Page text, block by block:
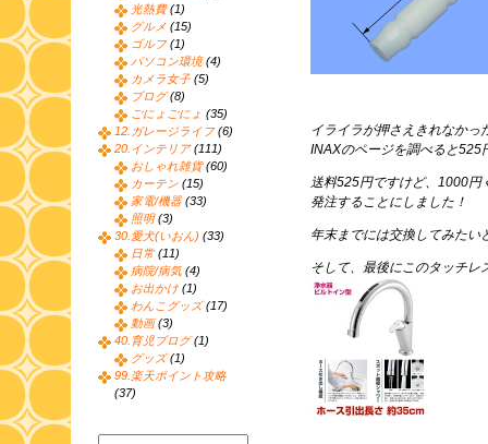
イライラが押さえきれなかっ
INAXのページを調べると525
送料525円ですけど、1000円
発注することにしました！
年末までには交換してみたい
そして、最後にこのタッチレ
光熱費(1)
グルメ (15)
ゴルフ (1)
パソコン環境(4)
カメラ女子 (5)
ブログ(8)
ごにょごにょ (35)
12.ガレージライフ (6)
20.インテリア(111)
おしゃれ雑貨(60)
カーテン (15)
家電/機器 (33)
照明(3)
30.愛犬(いおん) (33)
日常 (11)
病院/病気 (4)
お出かけ (1)
わんこグッズ(17)
動画(3)
40.育児ブログ(1)
グッズ(1)
99.楽天ポイント攻略
(37)